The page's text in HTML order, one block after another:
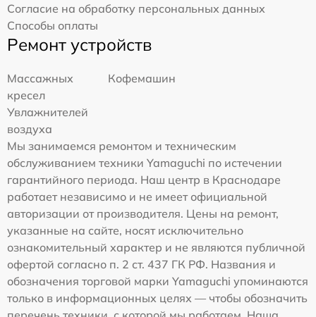
Согласие на обработку персональных данных
Способы оплаты
Ремонт устройств
Массажных
кресел
Кофемашин
Увлажнителей
воздуха
Мы занимаемся ремонтом и техническим
обслуживанием техники Yamaguchi по истечении
гарантийного периода. Наш центр в Краснодаре
работает независимо и не имеет официальной
авторизации от производителя. Цены на ремонт,
указанные на сайте, носят исключительно
ознакомительный характер и не являются публичной
офертой согласно п. 2 ст. 437 ГК РФ. Названия и
обозначения торговой марки Yamaguchi упоминаются
только в информационных целях — чтобы обозначить